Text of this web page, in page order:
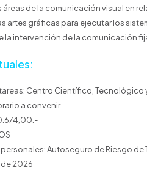
áreas de la comunicación visual en
artes gráficas para ejecutar los
la intervención de la comunicación
Centro Científico, Tecnológico
a convenir
Autoseguro de Riesgo de
de 2026